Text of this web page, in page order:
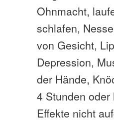
Ohnmacht,
schlafen,
von Gesicht,
Depression,
der Hände,
4 Stunden
Effekte nicht